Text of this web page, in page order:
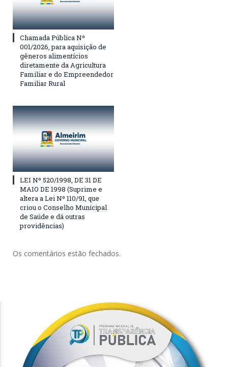
Chamada Pública Nº
001/2026, para aquisição de
gêneros alimentícios
diretamente da Agricultura
Familiar e do Empreendedor
Familiar Rural
LEI Nº 520/1998, DE 31 DE
MAIO DE 1998 (Suprime e
altera a Lei Nº 110/91, que
criou o Conselho Municipal
de Saúde e dá outras
providências)
Os comentários estão fechados.